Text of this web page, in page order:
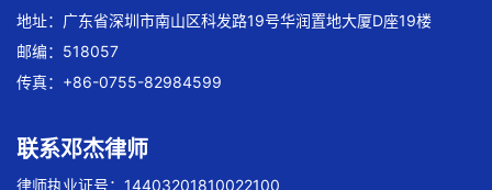
地址：广东省深圳市南山区科发路19号华润置地大厦D座19楼
邮编：518057
传真：+86-0755-82984599
联系邓杰律师
律师执业证号：14403201810022100